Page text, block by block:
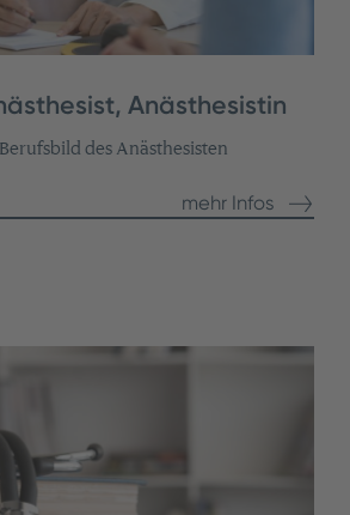
Anästhesistin
des Anästhesisten
mehr Infos